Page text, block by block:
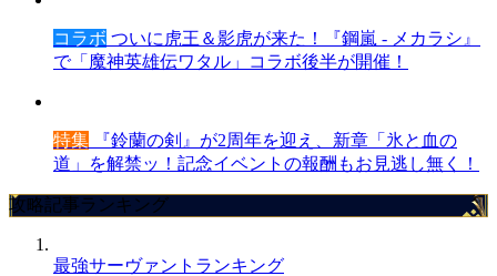
コラボ ついに虎王＆影虎が来た！『鋼嵐 - メカラシ』
で「魔神英雄伝ワタル」コラボ後半が開催！
特集 『鈴蘭の剣』が2周年を迎え、新章「氷と血の
道」を解禁ッ！記念イベントの報酬もお見逃し無く！
攻略記事ランキング
最強サーヴァントランキング